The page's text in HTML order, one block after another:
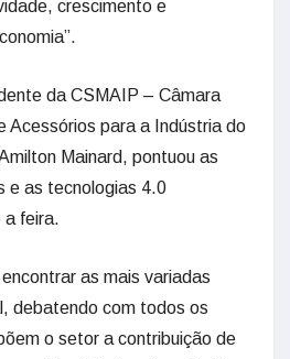
crescimento e
da CSMAIP – Câmara
Acessórios para a Indústria do
Mainard, pontuou as
e as tecnologias 4.0
a feira.
as mais variadas
debatendo com todos os
o setor a contribuição de